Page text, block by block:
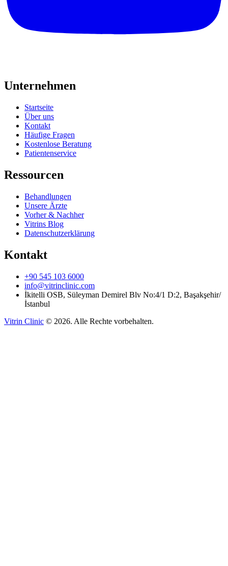
Unternehmen
Startseite
Über uns
Kontakt
Häufige Fragen
Kostenlose Beratung
Patientenservice
Ressourcen
Behandlungen
Unsere Ärzte
Vorher & Nachher
Vitrins Blog
Datenschutzerklärung
Kontakt
+90 545 103 6000
info@vitrinclinic.com
İkitelli OSB, Süleyman Demirel Blv No:4/1 D:2, Başakşehir/
İstanbul
Vitrin Clinic © 2026. Alle Rechte vorbehalten.